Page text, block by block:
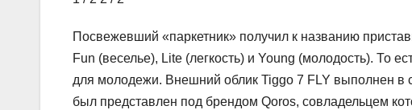
Посвежевший «паркетник» получил к названию
Fun (веселье), Lite (легкость) и Young (молодость). То
для молодежи. Внешний облик Tiggo 7 FLY выполнен в
был представлен под брендом Qoros, совладельцем